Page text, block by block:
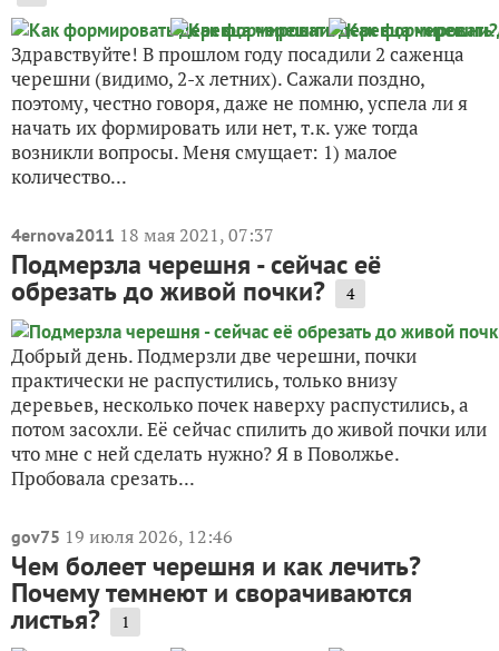
Здравствуйте! В прошлом году посадили 2 саженца
черешни (видимо, 2-х летних). Сажали поздно,
поэтому, честно говоря, даже не помню, успела ли я
начать их формировать или нет, т.к. уже тогда
возникли вопросы. Меня смущает: 1) малое
количество...
4ernova2011 18 мая 2021, 07:37
Подмерзла черешня - сейчас её
обрезать до живой почки? 4
Добрый день. Подмерзли две черешни, почки
практически не распустились, только внизу
деревьев, несколько почек наверху распустились, а
потом засохли. Её сейчас спилить до живой почки или
что мне с ней сделать нужно? Я в Поволжье.
Пробовала срезать...
gov75 19 июля 2026, 12:46
Чем болеет черешня и как лечить?
Почему темнеют и сворачиваются
листья? 1